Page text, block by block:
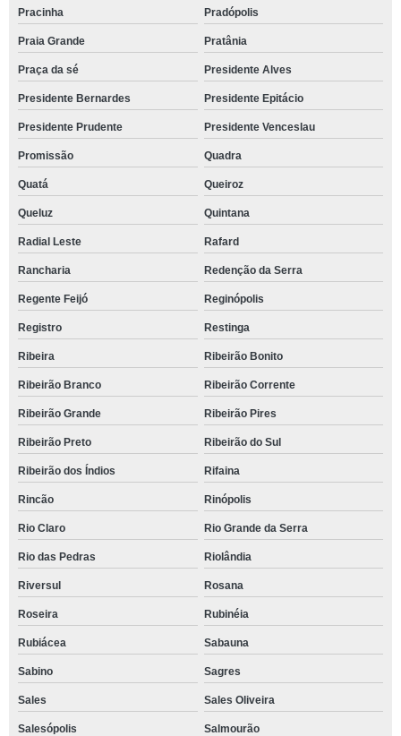
Pracinha Pradópolis
Praia Grande Pratânia
Praça da sé Presidente Alves
Presidente Bernardes Presidente Epitácio
Presidente Prudente Presidente Venceslau
Promissão Quadra
Quatá Queiroz
Queluz Quintana
Radial Leste Rafard
Rancharia Redenção da Serra
Regente Feijó Reginópolis
Registro Restinga
Ribeira Ribeirão Bonito
Ribeirão Branco Ribeirão Corrente
Ribeirão Grande Ribeirão Pires
Ribeirão Preto Ribeirão do Sul
Ribeirão dos Índios Rifaina
Rincão Rinópolis
Rio Claro Rio Grande da Serra
Rio das Pedras Riolândia
Riversul Rosana
Roseira Rubinéia
Rubiácea Sabauna
Sabino Sagres
Sales Sales Oliveira
Salesópolis Salmourão